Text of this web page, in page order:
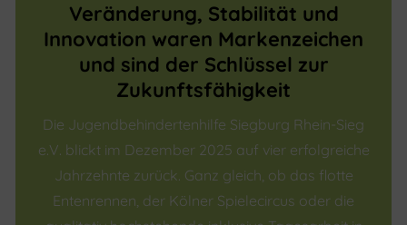
Veränderung, Stabilität und
Innovation waren Markenzeichen
und sind der Schlüssel zur
Zukunftsfähigkeit
Die Jugendbehindertenhilfe Siegburg Rhein-Sieg
e.V. blickt im Dezember 2025 auf vier erfolgreiche
Jahrzehnte zurück. Ganz gleich, ob das flotte
Entenrennen, der Kölner Spielecircus oder die